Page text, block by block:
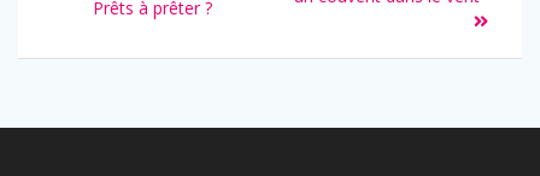
l’article
précédent
Prêts à prêter ?